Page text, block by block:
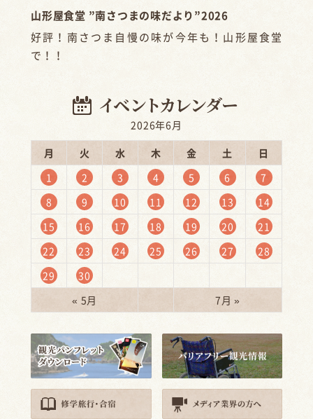
山形屋食堂 ”南さつまの味だより”2026
好評！南さつま自慢の味が今年も！山形屋食堂
で！！
2026年6月
月
火 水 木 金 土
日
1
2 3 4 5 6
7
8
9 10 11 12 13
14
15
16 17 18 19 20
21
22
23 24 25 26 27
28
29
30
« 5月
7月 »